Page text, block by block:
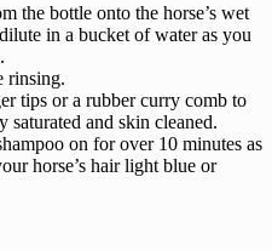
the bottle onto the horse’s wet
in a bucket of water as you
rinsing.
tips or a rubber curry comb to
saturated and skin cleaned.
on for over 10 minutes as
horse’s hair light blue or